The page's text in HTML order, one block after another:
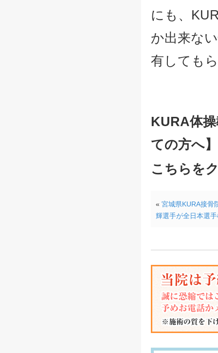
にも、
か出来な
有しても
KURA体
ての方へ
こちら
« 宮城県KURA接骨
輝選手が全日本選